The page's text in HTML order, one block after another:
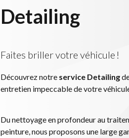
Detailing
Faites briller votre véhicule !
Découvrez notre service Detailing
entretien impeccable de votre
Du nettoyage en profondeur au
peinture, nous proposons une large